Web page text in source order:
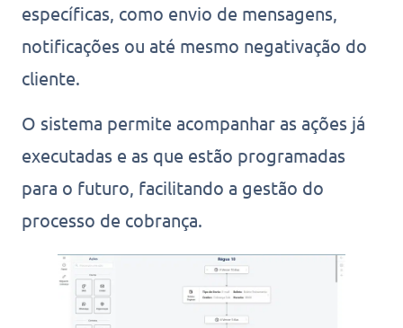
específicas, como envio de mensagens,
notificações ou até mesmo negativação do
cliente.
O sistema permite acompanhar as ações já
executadas e as que estão programadas
para o futuro, facilitando a gestão do
processo de cobrança.